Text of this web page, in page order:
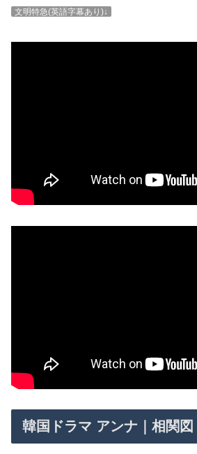
文明特急(英語字幕あり)↓
韓国ドラマ アンナ｜相関図